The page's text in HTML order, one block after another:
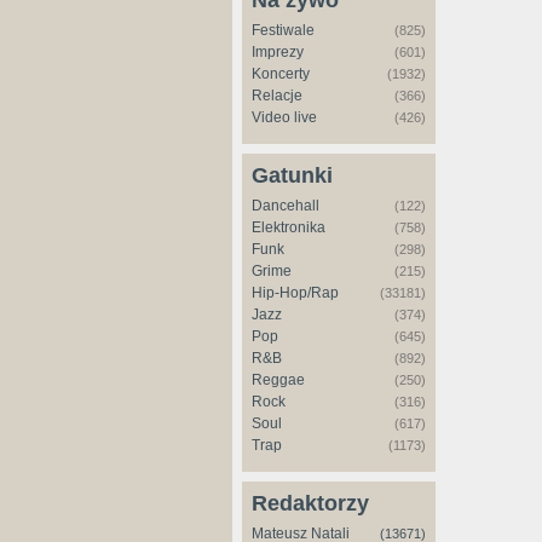
Festiwale (825)
Imprezy (601)
Koncerty (1932)
Relacje (366)
Video live (426)
Gatunki
Dancehall (122)
Elektronika (758)
Funk (298)
Grime (215)
Hip-Hop/Rap (33181)
Jazz (374)
Pop (645)
R&B (892)
Reggae (250)
Rock (316)
Soul (617)
Trap (1173)
Redaktorzy
Mateusz Natali (13671)